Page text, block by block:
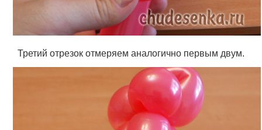
Третий отрезок отмеряем аналогично первым двум.